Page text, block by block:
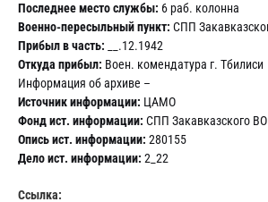
Последнее место службы: 6 раб. колонна
Военно-пересыльный пункт: СПП
Прибыл в часть: __.12.1942
Откуда прибыл: Воен. комендатура г. Тбилиси
Информация об архиве –
Источник информации: ЦАМО
Фонд ист. информации: СПП Закавказского ВО
Опись ист. информации: 280155
Дело ист. информации: 2_22
Ссылка: